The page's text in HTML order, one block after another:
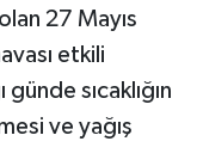
27 Mayıs
etkili
sıcaklığın
ve yağış